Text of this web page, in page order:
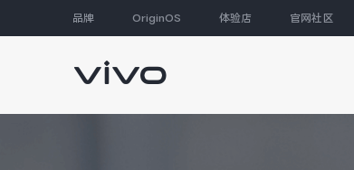
品牌 OriginOS 体验店 官网社区